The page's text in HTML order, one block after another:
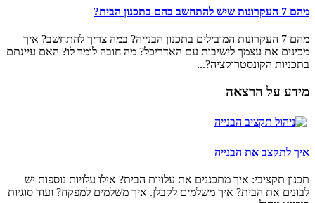
מהם 7 העקרונות שיש להתחשב בהם בתכנון הבית?
מהם 7 העקרונות המובילים בתכנון הבנייה? במה צריך להתחשב? איך
מכינים את עצמך לישיבות עם האדריכל? מה חובה לומר לו? האם עיינתם
בתכניות הקונסטרוקציה?...
מידע על הרצאה
איך לתקצב את הבנייה
תכנון תקציבי: איך מתכננים את עלויות הבית? אילו עלויות נוספות יש
לבונים את הבית? איך משלמים לקבלן. איך משלמים למפקח? ועוד סוגיות